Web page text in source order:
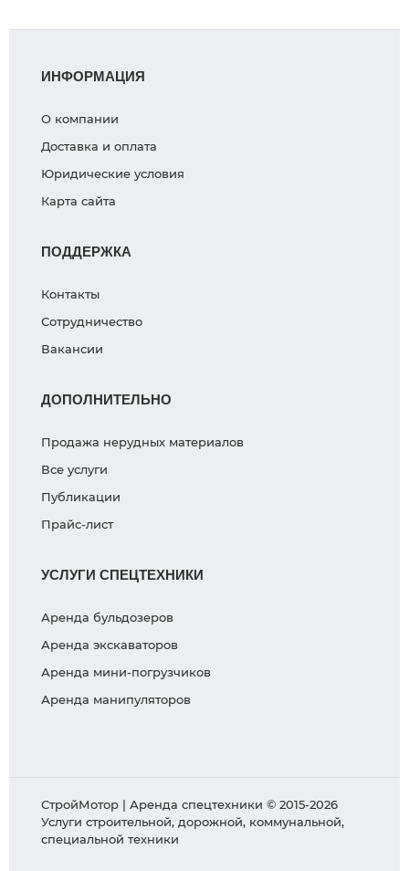
ИНФОРМАЦИЯ
О компании
Доставка и оплата
Юридические условия
Карта сайта
ПОДДЕРЖКА
Контакты
Сотрудничество
Вакансии
ДОПОЛНИТЕЛЬНО
Продажа нерудных материалов
Все услуги
Публикации
Прайс-лист
УСЛУГИ СПЕЦТЕХНИКИ
Аренда бульдозеров
Аренда экскаваторов
Аренда мини-погрузчиков
Аренда манипуляторов
СтройМотор | Аренда спецтехники © 2015-2026
Услуги строительной, дорожной, коммунальной,
специальной техники